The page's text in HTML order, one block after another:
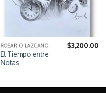
ROSARIO LAZCANO
El Tiempo entre
Notas
$3,200.00